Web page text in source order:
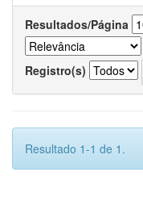
Resultados/Página
Registro(s)
Resultado 1-1 de 1.